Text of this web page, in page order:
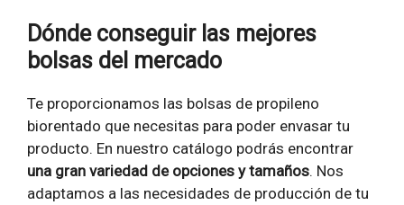
Dónde conseguir las mejores
bolsas del mercado
Te proporcionamos las bolsas de propileno
biorentado que necesitas para poder envasar tu
producto. En nuestro catálogo podrás encontrar
una gran variedad de opciones y tamaños. Nos
adaptamos a las necesidades de producción de tu